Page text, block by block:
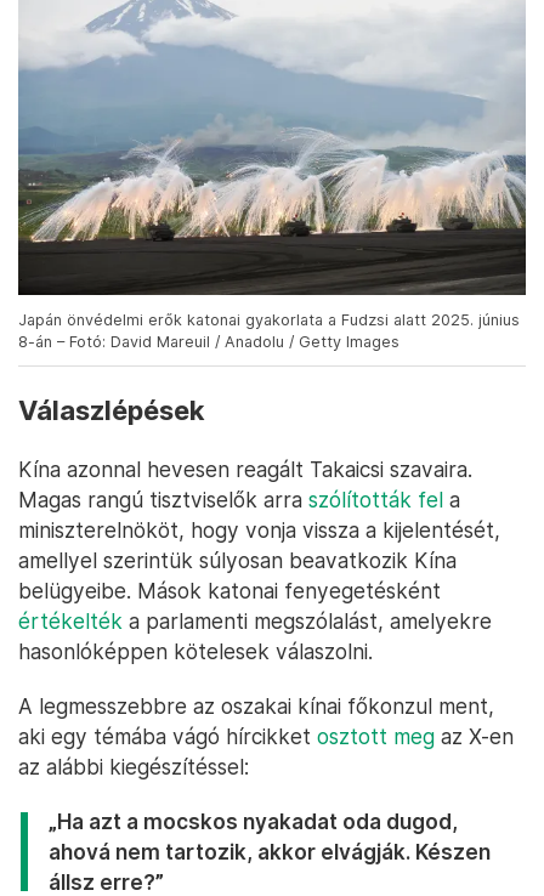
Japán önvédelmi erők katonai gyakorlata a Fudzsi alatt 2025. június
8-án – Fotó: David Mareuil / Anadolu / Getty Images
Válaszlépések
Kína azonnal hevesen reagált Takaicsi szavaira.
Magas rangú tisztviselők arra szólították fel a
miniszterelnököt, hogy vonja vissza a kijelentését,
amellyel szerintük súlyosan beavatkozik Kína
belügyeibe. Mások katonai fenyegetésként
értékelték a parlamenti megszólalást, amelyekre
hasonlóképpen kötelesek válaszolni.
A legmesszebbre az oszakai kínai főkonzul ment,
aki egy témába vágó hírcikket osztott meg az X-en
az alábbi kiegészítéssel:
„Ha azt a mocskos nyakadat oda dugod,
ahová nem tartozik, akkor elvágják. Készen
állsz erre?”